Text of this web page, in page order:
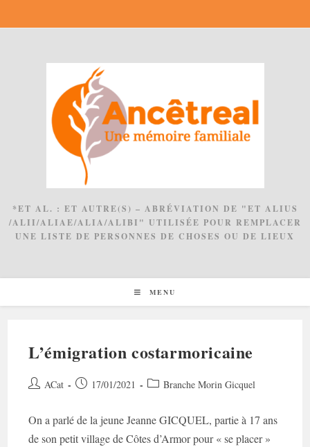
*ET AL. : ET AUTRE(S) – ABRÉVIATION DE "ET ALIUS
/ALII/ALIAE/ALIA/ALIBI" UTILISÉE POUR REMPLACER
UNE LISTE DE PERSONNES DE CHOSES OU DE LIEUX
MENU
L’émigration costarmoricaine
Auteur/autrice
publication :
ACat
Post 17/01/2021
PostBranche Morin Gicquel
On a parlé de la jeune Jeanne GICQUEL, partie à 17 ans
de son petit village de Côtes d’Armor pour « se placer »